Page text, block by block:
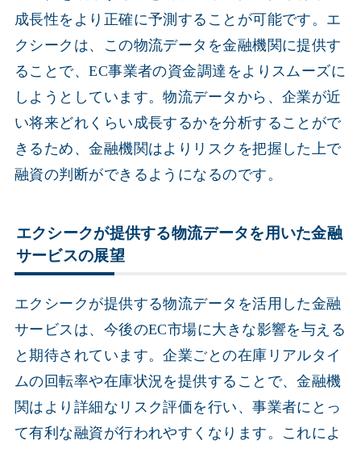
成長性をより正確に予測することが可能です。エ
クシークは、この物流データを金融機関に提供す
ることで、EC事業者の資金調達をよりスムーズに
しようとしています。物流データから、企業が近
い将来どれくらい成長するかを分析することがで
きるため、金融機関はよりリスクを把握した上で
融資の判断ができるようになるのです。
エクシークが提供する物流データを用いた金融
サービスの展望
エクシークが提供する物流データを活用した金融
サービスは、今後のEC市場に大きな影響を与える
と期待されています。企業ごとの在庫リアルタイ
ムの回転率や在庫状況を提供することで、金融機
関はより詳細なリスク評価を行い、事業者にとっ
て有利な融資が行われやすくなります。これによ